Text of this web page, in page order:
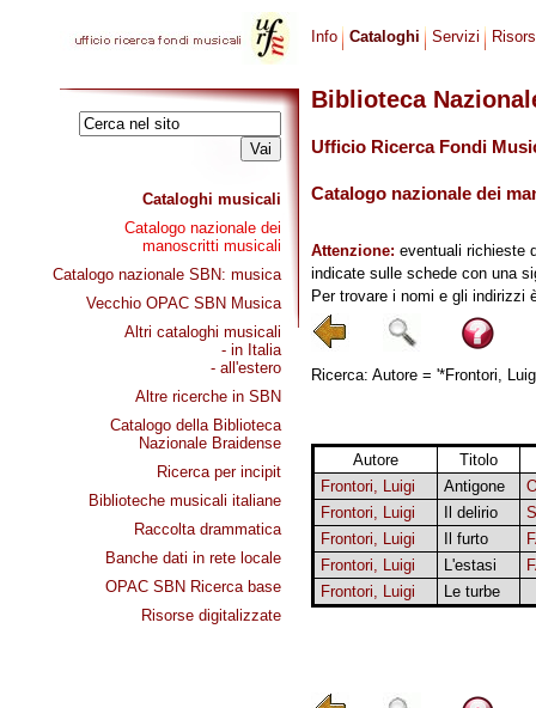
Cataloghi musicali
Catalogo nazionale dei
manoscritti musicali
Catalogo nazionale SBN: musica
Vecchio OPAC SBN Musica
Altri cataloghi musicali
- in Italia
- all'estero
Altre ricerche in SBN
Catalogo della Biblioteca
Nazionale Braidense
Ricerca per incipit
Biblioteche musicali italiane
Raccolta drammatica
Banche dati in rete locale
OPAC SBN Ricerca base
Risorse digitalizzate
Info Cataloghi Servizi
Biblioteca
Ufficio Ricerca Fondi
Catalogo nazionale dei
Attenzione: eventuali richieste
indicate sulle schede con una
Per trovare i nomi e gli indirizzi
Ricerca: Autore = '*Frontori,
Autore
Titolo
Frontori, Luigi
Antigone
Frontori, Luigi
Il delirio
Frontori, Luigi
Il furto
Frontori, Luigi
L'estasi
Frontori, Luigi
Le turbe